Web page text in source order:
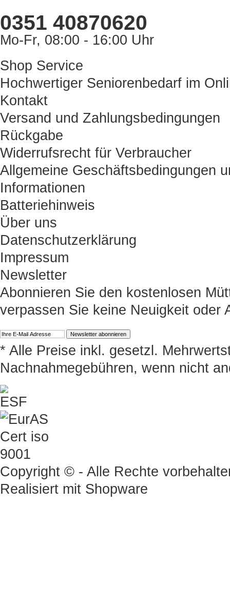
0351 40870620
Mo-Fr, 08:00 - 16:00 Uhr
Shop Service
Hochwertiger Seniorenbedarf im
Kontakt
Versand und Zahlungsbedingungen
Rückgabe
Widerrufsrecht für Verbraucher
Allgemeine Geschäftsbedingungen
Informationen
Batteriehinweis
Über uns
Datenschutzerklärung
Impressum
Newsletter
Abonnieren Sie den kostenlosen
verpassen Sie keine Neuigkeit oder
* Alle Preise inkl. gesetzl.
Nachnahmegebühren, wenn nicht
Copyright © - Alle Rechte
Realisiert mit Shopware